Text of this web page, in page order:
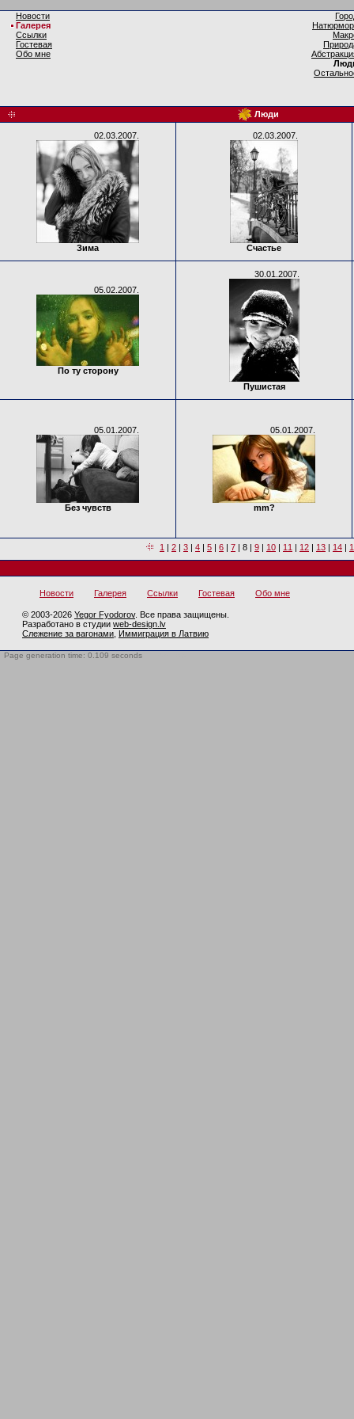
Новости
Галерея
Ссылки
Гостевая
Обо мне
Люди
02.03.2007.
Зима
02.03.2007.
Счастье
05.02.2007.
По ту сторону
30.01.2007.
Пушистая
05.01.2007.
Без чувств
05.01.2007.
mm?
1 | 2 | 3 | 4 | 5 | 6 | 7 | 8 | 9 | 10 | 11 | 12 | 13 | 14 |
Новости Галерея Ссылки Гостевая Обо мне
© 2003-2026 Yegor Fyodorov. Все права защищены.
Разработано в студии web-design.lv
Слежение за вагонами Иммиграция в Латвию
Page generation time: 0.109 seconds